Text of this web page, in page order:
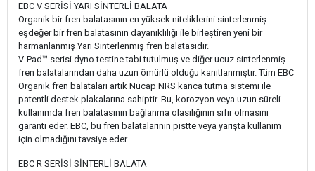
EBC V SERİSİ YARI SİNTERLİ BALATA
Organik bir fren balatasının en yüksek niteliklerini sinterlenmiş
eşdeğer bir fren balatasının dayanıklılığı ile birleştiren yeni bir
harmanlanmış Yarı Sinterlenmiş fren balatasıdır.
V-Pad™ serisi dyno testine tabi tutulmuş ve diğer ucuz sinterlenmiş
fren balatalarından daha uzun ömürlü olduğu kanıtlanmıştır. Tüm EBC
Organik fren balataları artık Nucap NRS kanca tutma sistemi ile
patentli destek plakalarına sahiptir. Bu, korozyon veya uzun süreli
kullanımda fren balatasının bağlanma olasılığının sıfır olmasını
garanti eder. EBC, bu fren balatalarının pistte veya yarışta kullanım
için olmadığını tavsiye eder.
EBC R SERİSİ SİNTERLİ BALATA